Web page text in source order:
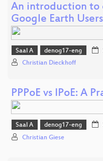
An introduction to
Google Earth Users
Saal A denog17-eng
Christian Dieckhoff
PPPoE vs IPoE: A
Saal A denog17-eng
Christian Giese